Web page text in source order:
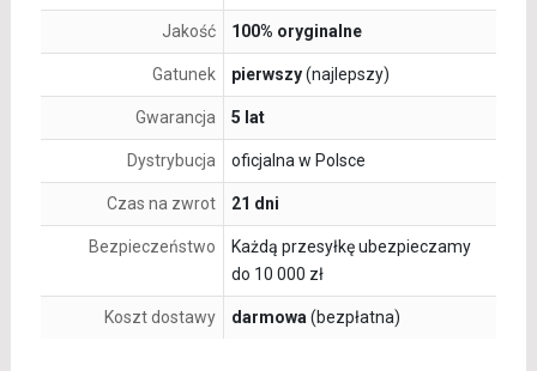
Jakość 100% oryginalne
Gatunek pierwszy(najlepszy)
Gwarancja 5 lat
Dystrybucja oficjalna w Polsce
Czas na zwrot 21 dni
Bezpieczeństwo
Każdą przesyłkę ubezpieczamy
do 10 000 zł
Koszt dostawy darmowa (bezpłatna)